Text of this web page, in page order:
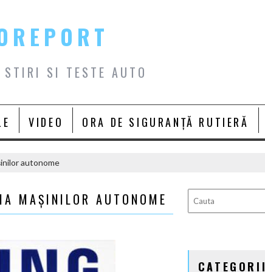
SI TESTE AUTO
VIDEO ORA DE SIGURANȚĂ RUTIERĂ
autonome
MAŞINILOR AUTONOME
CATEGORII